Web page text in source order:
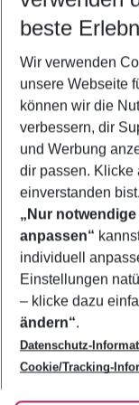
2 Erwachsene
Footer
Footer navigation
Über uns
AGB
Bestpreisgarantie
Cookie-
Cookie-Richtlinie
Agenturbetreuung
Barrierefreies
Folge uns
beste
Wir verwenden
unsere Webseite
können wir die
verbessern, dir
und Werbung
dir passen. Klicke
einverstanden
„Nur
anpassen“
individuell
Einstellungen
– klicke dazu
ändern“.
Datenschutz-
Cookie/Tracking-